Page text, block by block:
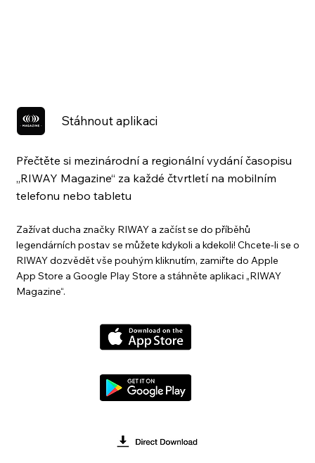
Stáhnout aplikaci
Přečtěte si mezinárodní a regionální vydání časopisu
„RIWAY Magazine“ za každé čtvrtletí na mobilním
telefonu nebo tabletu
Zažívat ducha značky RIWAY a začíst se do příběhů
legendárních postav se můžete kdykoli a kdekoli! Chcete-li se o
RIWAY dozvědět vše pouhým kliknutím, zamiřte do Apple
App Store a Google Play Store a stáhněte aplikaci „RIWAY
Magazine“.